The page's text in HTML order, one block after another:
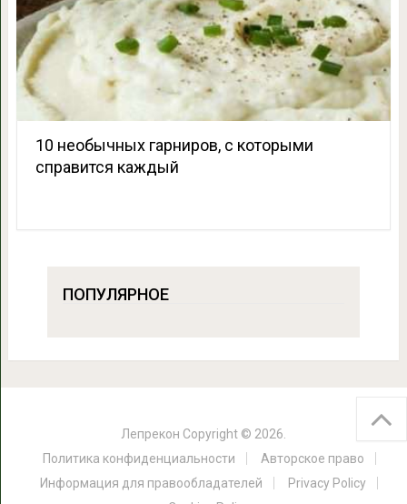
10 необычных гарниров, с которыми
справится каждый
ПОПУЛЯРНОЕ
Лепрекон Copyright © 2026.
Политика конфиденциальности
Авторское право
Информация для правообладателей
Privacy Policy